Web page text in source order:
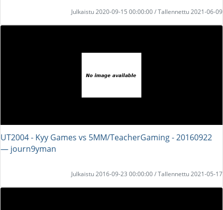
Julkaistu 2020-09-15 00:00:00 / Tallennettu 2021-06-09
UT2004 - Kyy Games vs 5MM/TeacherGaming - 20160922
― journ9yman
Julkaistu 2016-09-23 00:00:00 / Tallennettu 2021-05-17